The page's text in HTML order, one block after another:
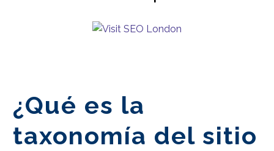
¿Qué es la
taxonomía del sitio